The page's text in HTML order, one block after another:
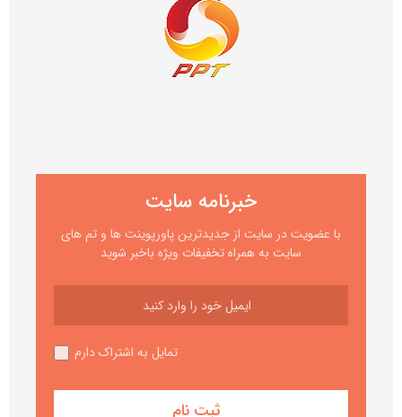
خبرنامه سایت
با عضویت در سایت از جدیدترین پاورپوینت ها و تم های
سایت به همراه تخفیفات ویژه باخبر شوید
تمایل به اشتراک دارم